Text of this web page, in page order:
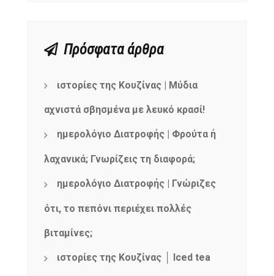
Πρόσφατα άρθρα
ιστορίες της Κουζίνας | Μύδια
αχνιστά σβησμένα με λευκό κρασί!
ημερολόγιο Διατροφής | Φρούτα ή
λαχανικά; Γνωρίζεις τη διαφορά;
ημερολόγιο Διατροφής | Γνώριζες
ότι, το πεπόνι περιέχει πολλές
βιταμίνες;
ιστορίες της Κουζίνας │ Iced tea